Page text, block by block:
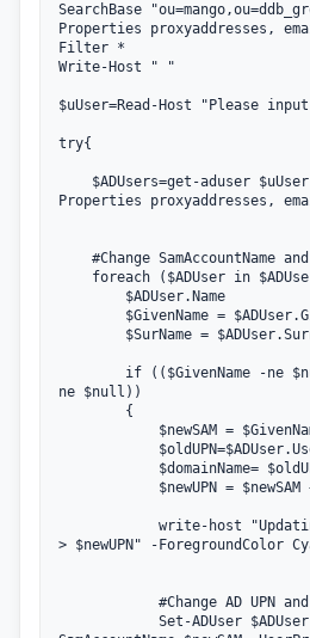
SearchBase
Properties proxyaddresses,
Filter *
Write-Host " "
$uUser=Read-Host "Please input
try{
$ADUsers=get-aduser
Properties proxyaddresses,
#Change SamAccountName and
foreach ($ADUser in
$ADUser.Name
ne $null))
$domainName=
write-host "Updating
> $newUPN" -ForegroundColor
#Change AD UPN and